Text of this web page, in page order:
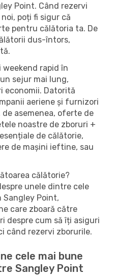
Point. Când rezervi
poți fi sigur că
pentru călătoria ta. De
dus-întors,
rapid în
sejur mai lung,
economii. Datorită
aeriene și furnizori
asemenea, oferte de
noastre de zboruri +
de călătorie,
de mașini ieftine, sau
călătorie?
unele dintre cele
Point,
care zboară către
despre cum să îți asiguri
când rezervi zborurile.
cele mai bune
Sangley Point